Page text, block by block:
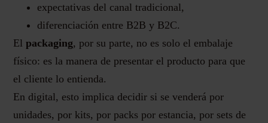
expectativas del canal tradicional,
diferenciación entre B2B y B2C.
Elpackaging, por su parte, no es solo el embalaje
físico: es la manera de presentar el producto para que
el cliente lo entienda.
En digital, esto implica decidir si se venderá por
unidades, por kits, por packs por estancia, por sets de